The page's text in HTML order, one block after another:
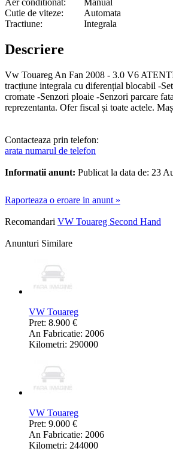
Cutie de viteze:
Automata
Tractiune:
Integrala
Descriere
Vw Touareg An Fan 2008 - 3.0 V6
tracțiune integrala cu diferențial blocabil -
cromate -Senzori ploaie -Senzori parcare
reprezentanta. Ofer fiscal și toate actele.
Contacteaza prin telefon:
arata numarul de telefon
Informatii anunt: Publicat la data de: 23
Raporteaza o eroare in anunt »
Recomandari VW Touareg Second Hand
Anunturi Similare
VW Touareg
Pret: 8.900 €
An Fabricatie: 2006
Kilometri: 290000
VW Touareg
Pret: 9.000 €
An Fabricatie: 2006
Kilometri: 244000